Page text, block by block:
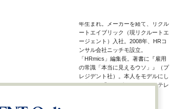
年生まれ。メーカーを経て、リクル
ートエイブリック（現リクルートエ
ージェント）入社。2008年、HRコ
ンサル会社ニッチモ設立。
「HRmics」編集長。著書に『雇用
の常識「本当に見えるウソ」』（プ
レジデント社）。本人をモデルにし
たドラマ『エンゼルバンク』（テレ